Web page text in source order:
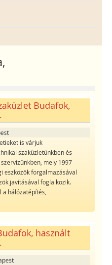
Budafok,
is várjuk
szaküzletünkben és
mely 1997
eszközök forgalmazásával
javításával foglalkozik.
a hálózatépítés,
használt